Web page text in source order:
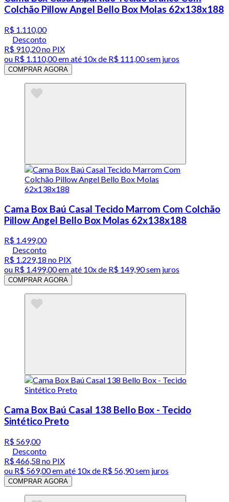
Colchão Pillow Angel Bello Box Molas 62x138x188
R$ 1.110,00
Desconto
R$ 910,20no PIX
ou R$ 1.110,00em até 10x de R$ 111,00 sem juros
COMPRAR AGORA
Cama Box Baú Casal Tecido Marrom Com Colchão
Pillow Angel Bello Box Molas 62x138x188
R$ 1.499,00
Desconto
R$ 1.229,18 no PIX
ou R$ 1.499,00em até 10x de R$ 149,90 sem juros
COMPRAR AGORA
Cama Box Baú Casal 138 Bello Box - Tecido
Sintético Preto
R$ 569,00
Desconto
R$ 466,58 no PIX
ou R$ 569,00em até 10x de R$ 56,90 sem juros
COMPRAR AGORA